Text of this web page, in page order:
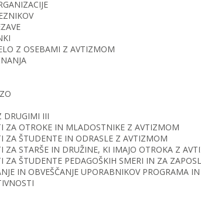
Z OSEBAMI Z AVTIZMOM
DRUGIMI III
ZA OTROKE IN MLADOSTNIKE Z AVTIZMOM
ZA ŠTUDENTE IN ODRASLE Z AVTIZMOM
ZA STARŠE IN DRUŽINE, KI IMAJO OTROKA Z
ZA ŠTUDENTE PEDAGOŠKIH SMERI IN ZA
IN OBVEŠČANJE UPORABNIKOV PROGRAMA IN